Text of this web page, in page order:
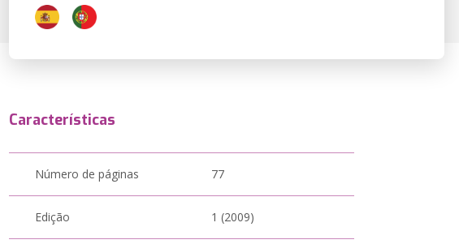
Características
Número de páginas 77
Edição 1 (2009)